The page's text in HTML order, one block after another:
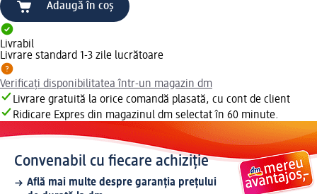
Adaugă în coș
Livrabil
Livrare standard 1-3 zile lucrătoare
Verificați disponibilitatea într-un magazin dm
Livrare gratuită la orice comandă plasată, cu cont de client
Ridicare Expres din magazinul dm selectat în 60 minute.
Convenabil cu fiecare achiziție
Află mai multe despre garanția prețului